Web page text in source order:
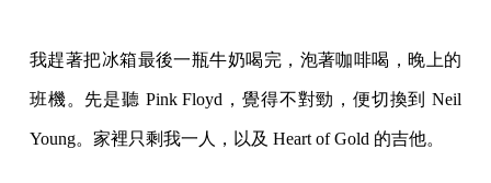
我趕著把冰箱最後一瓶牛奶喝完，泡著咖啡喝，晚上的
班機。先是聽 Pink Floyd，覺得不對勁，便切換到 Neil
Young。家裡只剩我一人，以及 Heart of Gold 的吉他。